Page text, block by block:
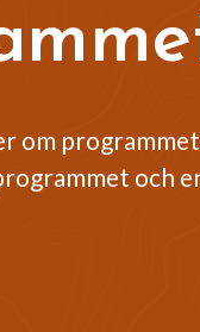
om
och